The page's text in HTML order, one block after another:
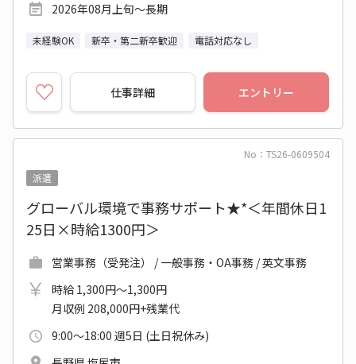
2026年08月上旬～長期
未経験OK 新卒・第二新卒歓迎 電話対応なし
仕事詳細 エントリー
No：TS26-0609504
派遣
グローバル環境で事務サポート★*＜年間休日1
25日×時給1300円＞
営業事務（受発注） / 一般事務・OA事務 / 英文事務
時給 1,300円～1,300円
月収例 208,000円+残業代
9:00～18:00 週5日 (土日祝休み)